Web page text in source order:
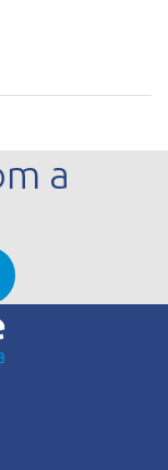
a